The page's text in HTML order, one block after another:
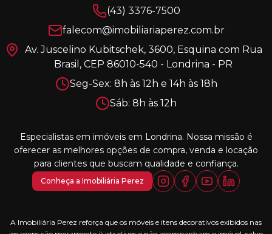
(43) 3376-7500
falecom@imobiliariaperez.com.br
Av. Juscelino Kubitschek, 3600, Esquina com Rua
Brasil, CEP 86010-540 - Londrina - PR
Seg-Sex: 8h às 12h e 14h às 18h
Sáb: 8h às 12h
Especialistas em imóveis em Londrina. Nossa missão é
oferecer as melhores opções de compra, venda e locação
para clientes que buscam qualidade e confiança.
Conheça a Imobiliária Perez
A Imobiliária Perez reforça que os móveis e itens decorativos exibidos nas